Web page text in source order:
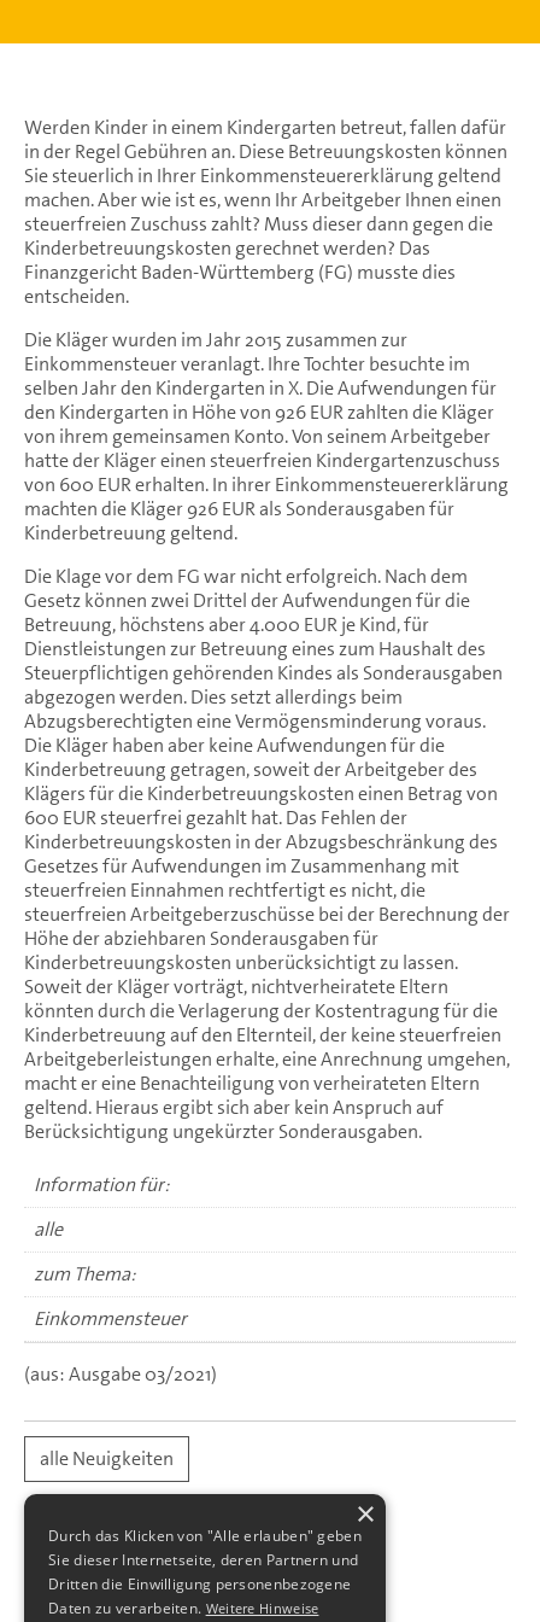
Werden Kinder in einem Kindergarten betreut, fallen dafür
in der Regel Gebühren an. Diese Betreuungskosten können
Sie steuerlich in Ihrer Einkommensteuererklärung geltend
machen. Aber wie ist es, wenn Ihr Arbeitgeber Ihnen einen
steuerfreien Zuschuss zahlt? Muss dieser dann gegen die
Kinderbetreuungskosten gerechnet werden? Das
Finanzgericht Baden-Württemberg (FG) musste dies
entscheiden.
Die Kläger wurden im Jahr 2015 zusammen zur
Einkommensteuer veranlagt. Ihre Tochter besuchte im
selben Jahr den Kindergarten in X. Die Aufwendungen für
den Kindergarten in Höhe von 926 EUR zahlten die Kläger
von ihrem gemeinsamen Konto. Von seinem Arbeitgeber
hatte der Kläger einen steuerfreien Kindergartenzuschuss
von 600 EUR erhalten. In ihrer Einkommensteuererklärung
machten die Kläger 926 EUR als Sonderausgaben für
Kinderbetreuung geltend.
Die Klage vor dem FG war nicht erfolgreich. Nach dem
Gesetz können zwei Drittel der Aufwendungen für die
Betreuung, höchstens aber 4.000 EUR je Kind, für
Dienstleistungen zur Betreuung eines zum Haushalt des
Steuerpflichtigen gehörenden Kindes als Sonderausgaben
abgezogen werden. Dies setzt allerdings beim
Abzugsberechtigten eine Vermögensminderung voraus.
Die Kläger haben aber keine Aufwendungen für die
Kinderbetreuung getragen, soweit der Arbeitgeber des
Klägers für die Kinderbetreuungskosten einen Betrag von
600 EUR steuerfrei gezahlt hat. Das Fehlen der
Kinderbetreuungskosten in der Abzugsbeschränkung des
Gesetzes für Aufwendungen im Zusammenhang mit
steuerfreien Einnahmen rechtfertigt es nicht, die
steuerfreien Arbeitgeberzuschüsse bei der Berechnung der
Höhe der abziehbaren Sonderausgaben für
Kinderbetreuungskosten unberücksichtigt zu lassen.
Soweit der Kläger vorträgt, nichtverheiratete Eltern
könnten durch die Verlagerung der Kostentragung für die
Kinderbetreuung auf den Elternteil, der keine steuerfreien
Arbeitgeberleistungen erhalte, eine Anrechnung umgehen,
macht er eine Benachteiligung von verheirateten Eltern
geltend. Hieraus ergibt sich aber kein Anspruch auf
Berücksichtigung ungekürzter Sonderausgaben.
Information für:
alle
zum Thema:
Einkommensteuer
(aus: Ausgabe 03/2021)
alle Neuigkeiten
×
Durch das Klicken von "Alle erlauben" geben
Sie dieser Internetseite, deren Partnern und
Dritten die Einwilligung personenbezogene
Daten zu verarbeiten. Weitere Hinweise